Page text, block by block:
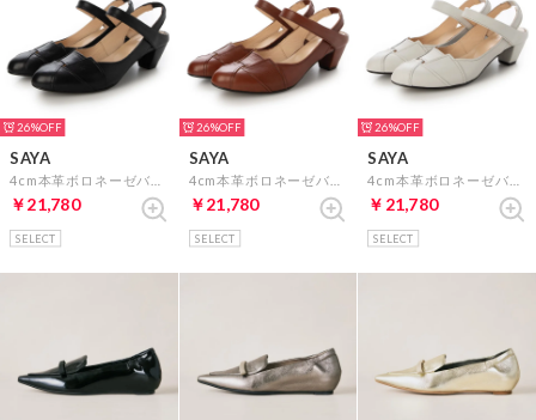
26%
SAYA
￥21,780
SELECT
26%
SAYA
￥21,780
SELECT
26%
SAYA
￥21,780
SELECT